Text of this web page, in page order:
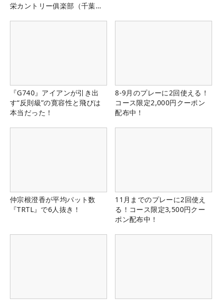
栄カントリー俱楽部（千葉
『G740』アイアンが引き出
す“反則級”の寛容性と飛びは
本当だった！
8-9月のプレーに2回使える！
コース限定2,000円クーポン
配布中！
仲宗根澄香が平均パット数
『TRTL』で6人抜き！
11月までのプレーに2回使え
る！コース限定3,500円クー
ポン配布中！